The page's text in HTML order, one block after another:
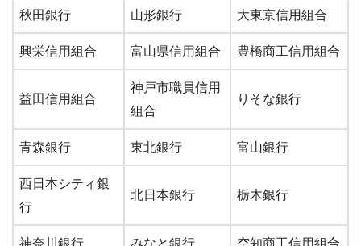
秋田銀行 山形銀行 大東京信用組合
興栄信用組合 富山県信用組合 豊橋商工信用組合
益田信用組合
神戸市職員信用
組合
りそな銀行
青森銀行 東北銀行 富山銀行
西日本シティ銀
行
北日本銀行 栃木銀行